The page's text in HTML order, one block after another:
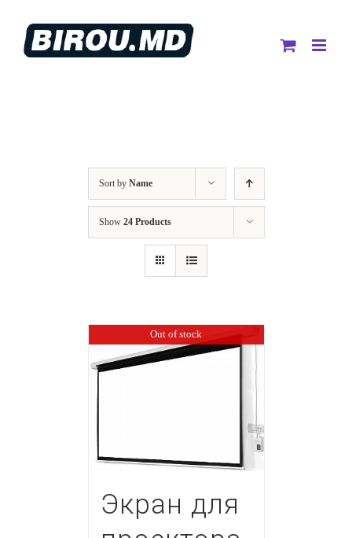
content
Sort by Name
Show 24 Products
Out of stock
Экран для